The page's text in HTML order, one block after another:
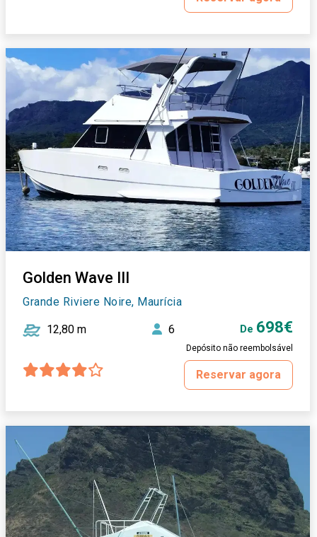
Golden Wave III
Grande Riviere Noire, Maurícia
12,80 m 6 De 698€
Depósito não reembolsável
Reservar agora